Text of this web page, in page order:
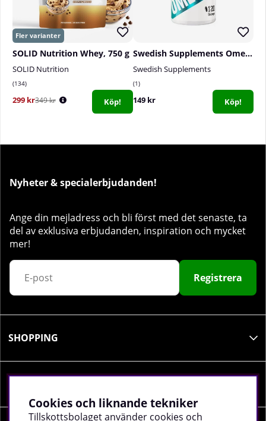
SOLID Nutrition Whey, 750 g
SOLID Nutrition
134
299 kr349 kr Köp!
Swedish Supplements Omega-3, 120 caps
Swedish Supplements
1
149 kr Köp!
Nyheter & specialerbjudanden!
Ange din mejladress och bli först med det senaste, ta
del av exklusiva erbjudanden, inspiration och mycket
mer!
Registrera
SHOPPING
Cookies och liknande tekniker
Tillskottsbolaget använder cookies och